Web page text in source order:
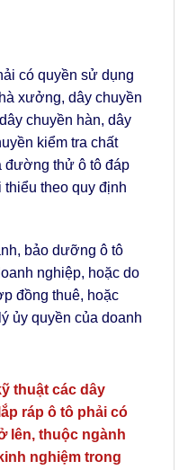
có quyền sử dụng
xưởng, dây chuyền
chuyền hàn, dây
kiểm tra chất
đường thử ô tô đáp
theo quy định
bảo dưỡng ô tô
nghiệp, hoặc do
đồng thuê, hoặc
ủy quyền của doanh
thuật các dây
ráp ô tô phải có
lên, thuộc ngành
nghiệm trong